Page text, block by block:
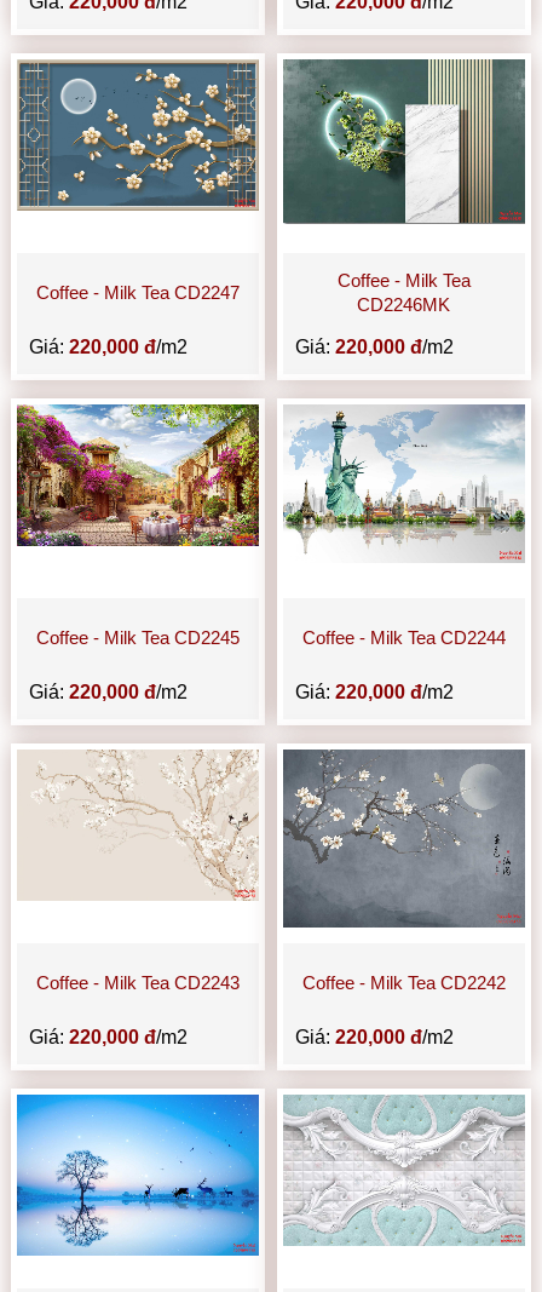
Coffee - Milk Tea CD2247
Giá:220,000 đ/m2
Coffee - Milk Tea
CD2246MK
Giá: 220,000 đ/m2
Coffee - Milk Tea CD2245
Giá:220,000 đ/m2
Coffee - Milk Tea CD2244
Giá: 220,000 đ/m2
Coffee - Milk Tea CD2243
Giá:220,000 đ/m2
Coffee - Milk Tea CD2242
Giá: 220,000 đ/m2